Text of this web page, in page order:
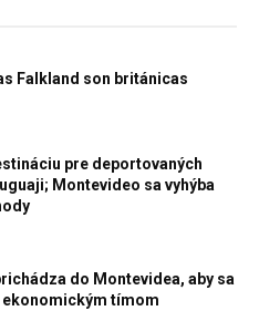
Falkland son británicas
pre deportovaných
Montevideo sa vyhýba
do Montevidea, aby sa
tímom